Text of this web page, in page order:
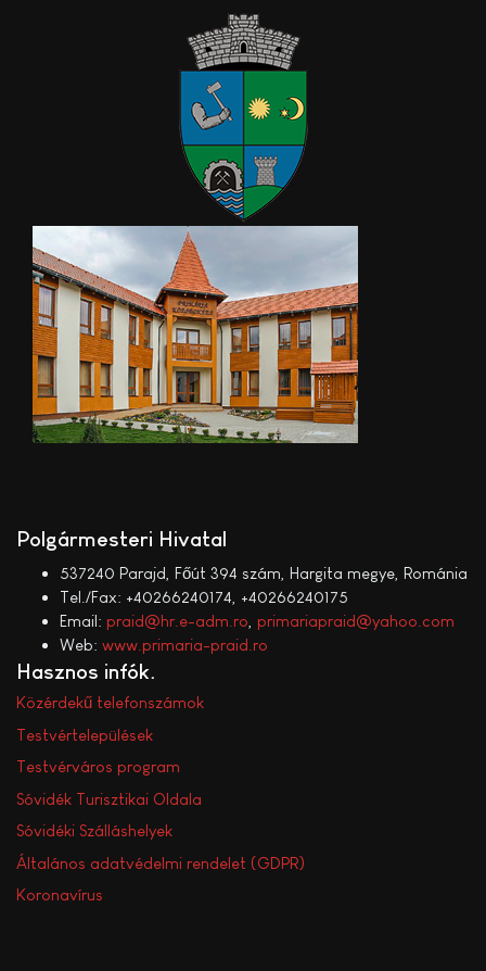
Polgármesteri Hivatal
537240 Parajd, Főút 394 szám, Hargita megye, Románia
Tel./Fax: +40266240174, +40266240175
Email: praid@hr.e-adm.ro primariapraid@yahoo.com
Web: www.primaria-praid.ro
Hasznos infók
Közérdekű telefonszámok
Testvértelepülések
Testvérváros program
Sóvidék Turisztikai Oldala
Sóvidéki Szálláshelyek
Általános adatvédelmi rendelet (GDPR)
Koronavírus